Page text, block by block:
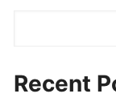
Recent